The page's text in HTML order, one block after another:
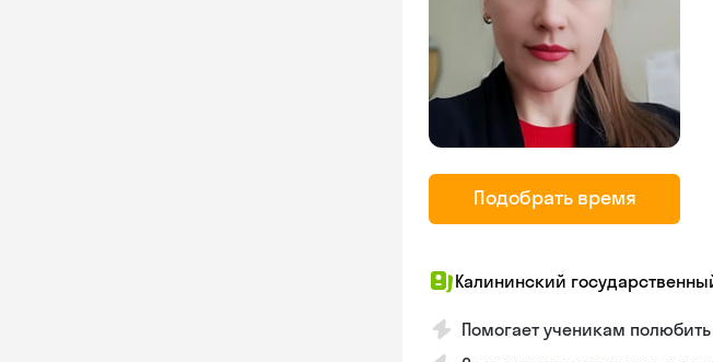
Подобрать время
Калининский
Помогает ученикам